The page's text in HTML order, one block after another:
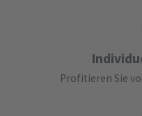
Profitieren Sie